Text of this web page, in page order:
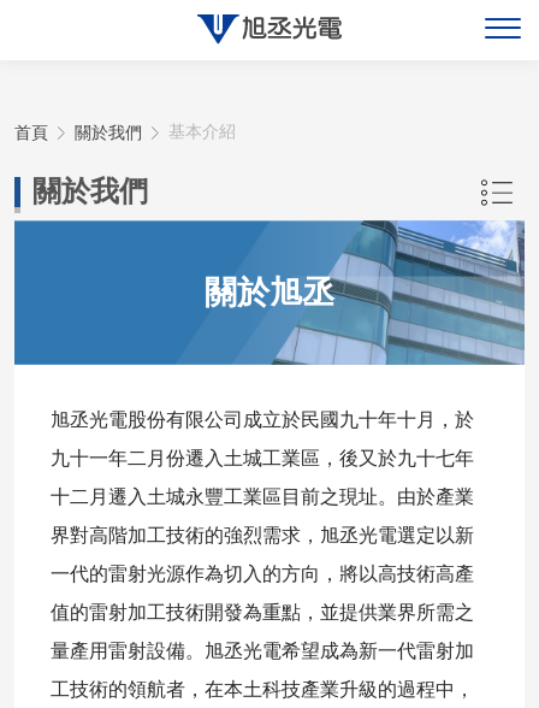
最新消息
產品展示
聯絡旭丞
首頁 關於我們 基本介紹
關於我們
關於旭丞
旭丞光電股份有限公司成立於民國九十年十月，於
九十一年二月份遷入土城工業區，後又於九十七年
十二月遷入土城永豐工業區目前之現址。由於產業
界對高階加工技術的強烈需求，旭丞光電選定以新
一代的雷射光源作為切入的方向，將以高技術高產
值的雷射加工技術開發為重點，並提供業界所需之
量產用雷射設備。旭丞光電希望成為新一代雷射加
工技術的領航者，在本土科技產業升級的過程中，